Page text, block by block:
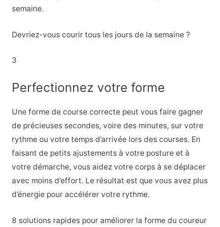
semaine.
Devriez-vous courir tous les jours de la semaine ?
3
Perfectionnez votre forme
Une forme de course correcte peut vous faire gagner
de précieuses secondes, voire des minutes, sur votre
rythme ou votre temps d’arrivée lors des courses. En
faisant de petits ajustements à votre posture et à
votre démarche, vous aidez votre corps à se déplacer
avec moins d’effort. Le résultat est que vous avez plus
d’énergie pour accélérer votre rythme.
8 solutions rapides pour améliorer la forme du coureur